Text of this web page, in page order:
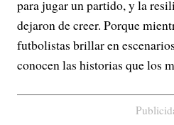
para jugar un partido, y la
dejaron de creer. Porque
futbolistas brillar en
conocen las historias que los